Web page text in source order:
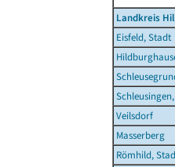
Landkreis
Eisfeld, Stadt
Veilsdorf
Masserberg
Römhild,